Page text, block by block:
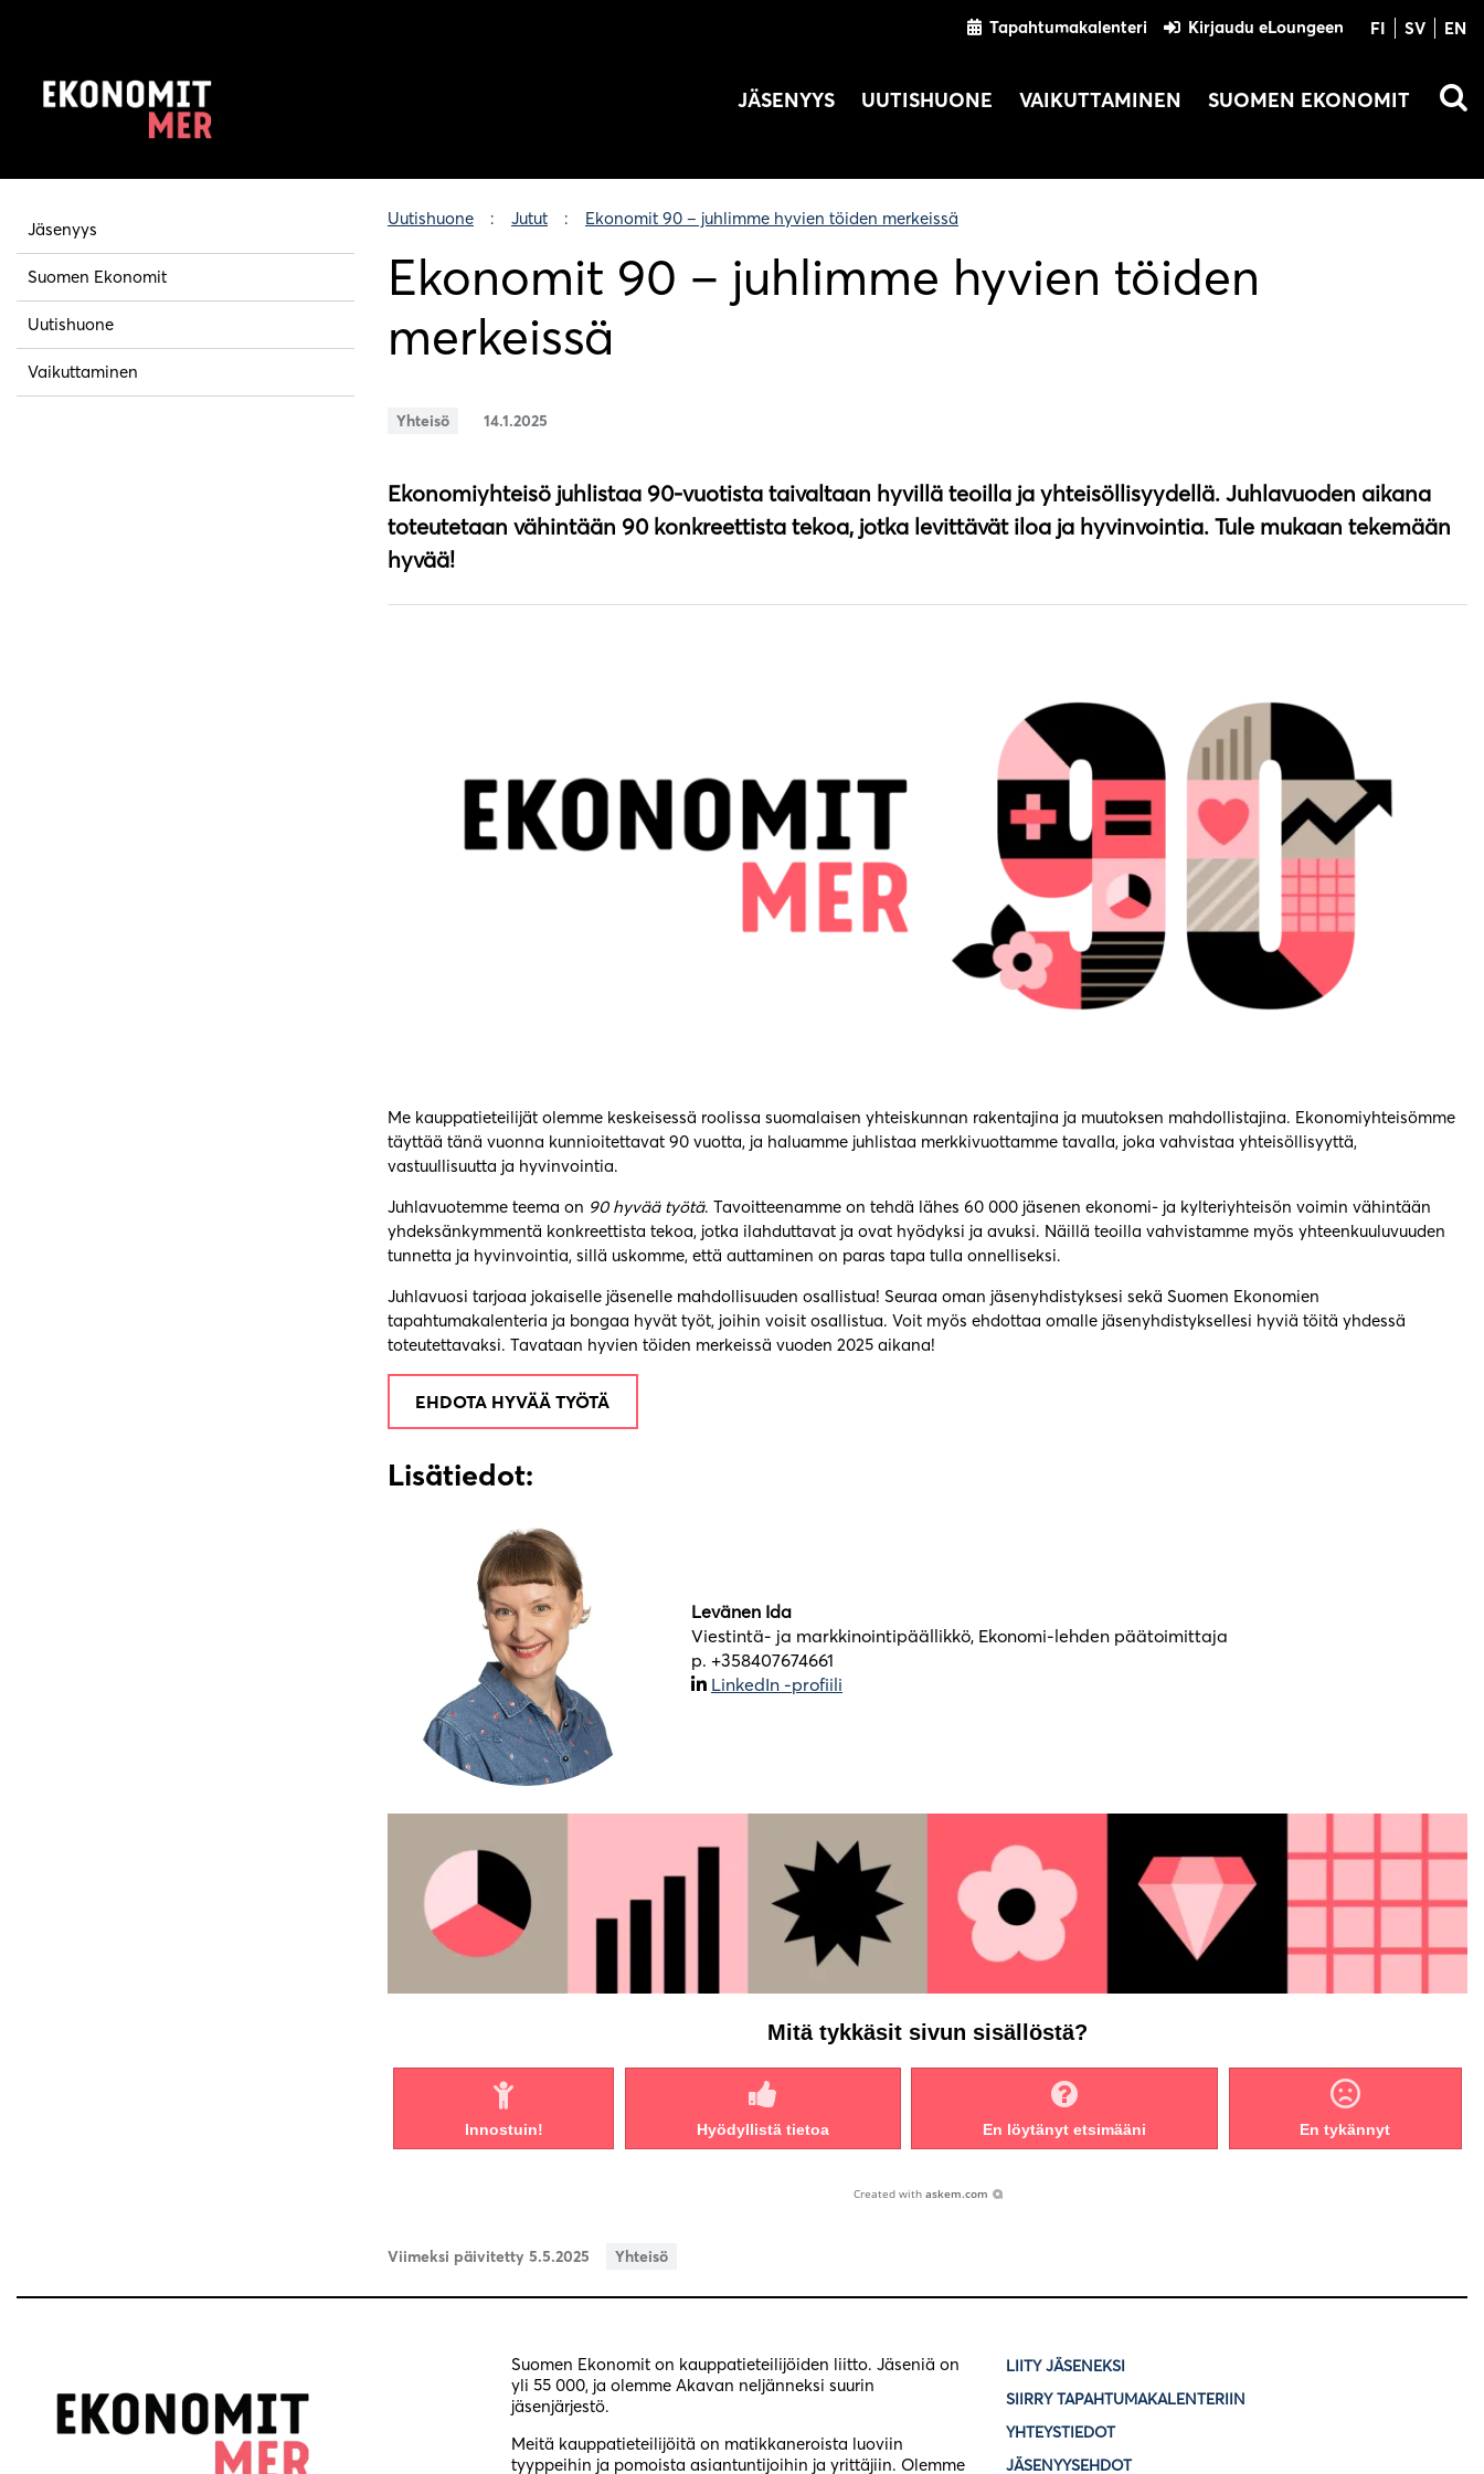
Tapahtumakalenteri Kirjaudu eLoungeen FI SV EN
JÄSENYYS UUTISHUONE VAIKUTTAMINEN SUOMEN EKONOMIT
Jäsenyys
Suomen Ekonomit
Uutishuone
Vaikuttaminen
Uutishuone Jutut Ekonomit 90 – juhlimme hyvien töiden merkeissä
Ekonomit 90 – juhlimme hyvien töiden
merkeissä
Yhteisö 14.1.2025
Ekonomiyhteisö juhlistaa 90-vuotista taivaltaan hyvillä teoilla ja yhteisöllisyydellä. Juhlavuoden aikana
toteutetaan vähintään 90 konkreettista tekoa, jotka levittävät iloa ja hyvinvointia. Tule mukaan tekemään
hyvää!
Me kauppatieteilijät olemme keskeisessä roolissa suomalaisen yhteiskunnan rakentajina ja muutoksen mahdollistajina. Ekonomiyhteisömme
täyttää tänä vuonna kunnioitettavat 90 vuotta, ja haluamme juhlistaa merkkivuottamme tavalla, joka vahvistaa yhteisöllisyyttä,
vastuullisuutta ja hyvinvointia.
Juhlavuotemme teema on 90 hyvää työtä. Tavoitteenamme on tehdä lähes 60 000 jäsenen ekonomi- ja kylteriyhteisön voimin vähintään
yhdeksänkymmentä konkreettista tekoa, jotka ilahduttavat ja ovat hyödyksi ja avuksi. Näillä teoilla vahvistamme myös yhteenkuuluvuuden
tunnetta ja hyvinvointia, sillä uskomme, että auttaminen on paras tapa tulla onnelliseksi.
Juhlavuosi tarjoaa jokaiselle jäsenelle mahdollisuuden osallistua! Seuraa oman jäsenyhdistyksesi sekä Suomen Ekonomien
tapahtumakalenteria ja bongaa hyvät työt, joihin voisit osallistua. Voit myös ehdottaa omalle jäsenyhdistyksellesi hyviä töitä yhdessä
toteutettavaksi. Tavataan hyvien töiden merkeissä vuoden 2025 aikana!
EHDOTA HYVÄÄ TYÖTÄ
Lisätiedot:
Levänen Ida
Viestintä- ja markkinointipäällikkö, Ekonomi-lehden päätoimittaja
p. +358407674661
LinkedIn -profiili
Mitä tykkäsit sivun sisällöstä?
Innostuin! Hyödyllistä tietoa En löytänyt etsimääni En tykännyt
Created with askem.com
Viimeksi päivitetty 5.5.2025 Yhteisö
Suomen Ekonomit on kauppatieteilijöiden liitto. Jäseniä on
yli 55 000, ja olemme Akavan neljänneksi suurin
jäsenjärjestö.
Meitä kauppatieteilijöitä on matikkaneroista luoviin
tyyppeihin ja pomoista asiantuntijoihin ja yrittäjiin. Olemme
LIITY JÄSENEKSI
SIIRRY TAPAHTUMAKALENTERIIN
YHTEYSTIEDOT
JÄSENYYSEHDOT